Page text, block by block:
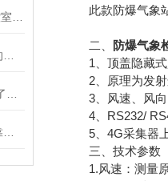
此款防爆气象站
二、
防爆气象
1、顶盖隐藏式
2、原理为发射
3、风速、风向
4、RS232/
5、4G采集器上
三、技术参数
1.风速：测量原